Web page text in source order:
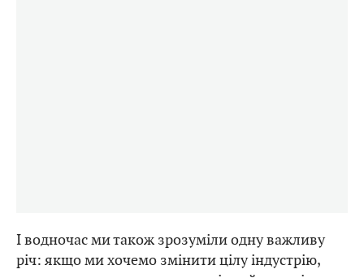
І водночас ми також зрозуміли одну важливу
річ: якщо ми хочемо змінити цілу індустрію,